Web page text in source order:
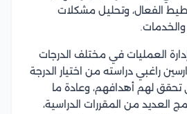
الفعال، وتحليل مشكلات
والخدمات.
العمليات في مختلف الدرجات
راغبي دراسته من اختيار الدرجة
تحقق لهم أهدافهم، وعادة ما
العديد من المقررات الدراسية،